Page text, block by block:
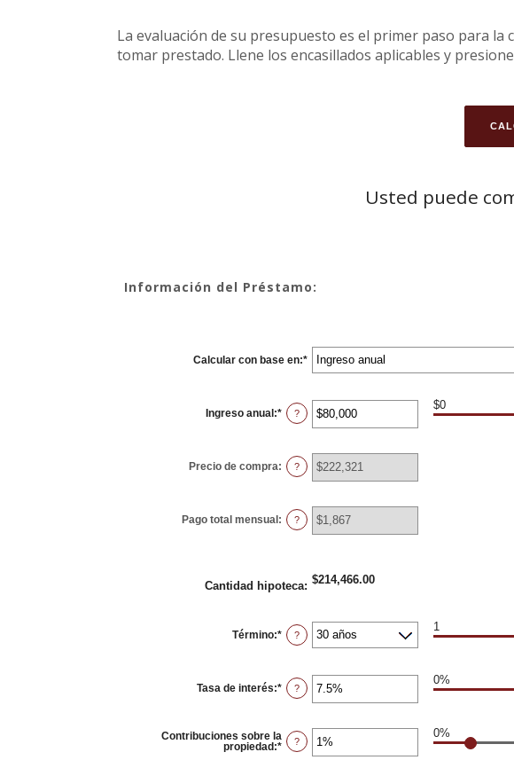
La evaluación de su presupuesto es el primer paso para la
tomar prestado. Llene los encasillados aplicables y
Usted puede
Información del Préstamo:
Calcular con base en:*
Ingreso anual :* Ingresa
un
$0
y
$100,000,000
?
$0
Precio de compra: ?
Pago total mensual : ?
Cantidad hipoteca: $214,466.00
Término:* ?
1
Tasa de interés:* Ingresa
un
0%
y
50%
?
0%
Contribuciones sobre la
propiedad :* Ingresa
?
0%